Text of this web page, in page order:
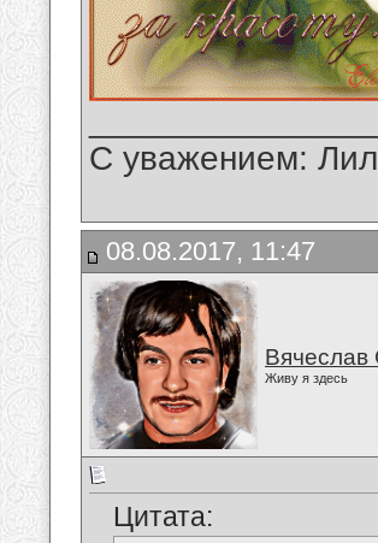
С уважением:
08.08.2017, 11:47
Вячеслав
Живу я здесь
Цитата: